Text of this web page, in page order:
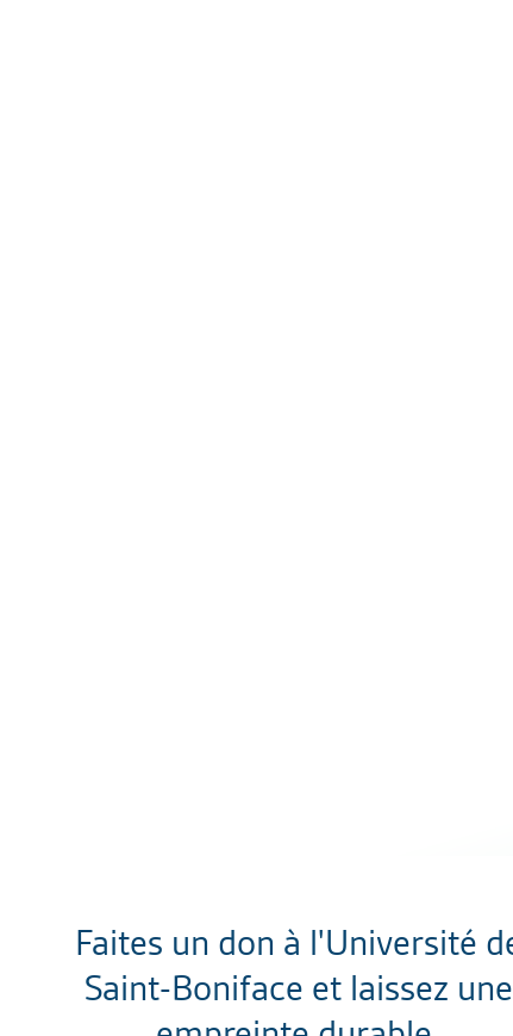
Faites un don à l'Université
Saint-Boniface et laissez une